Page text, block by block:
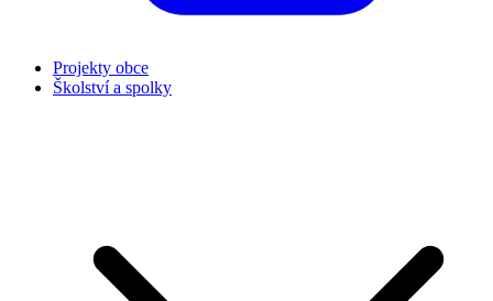
Projekty obce
Školství a spolky